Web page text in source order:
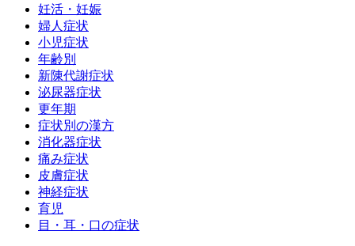
妊活・妊娠
婦人症状
小児症状
年齢別
新陳代謝症状
泌尿器症状
更年期
症状別の漢方
消化器症状
痛み症状
皮膚症状
神経症状
育児
目・耳・口の症状